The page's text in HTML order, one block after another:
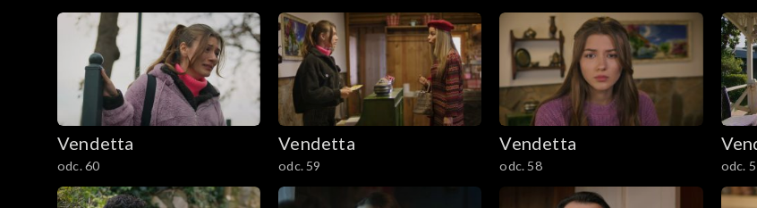
Vendetta
odc. 60
Vendetta
odc. 59
Vendetta
odc. 58 odc.